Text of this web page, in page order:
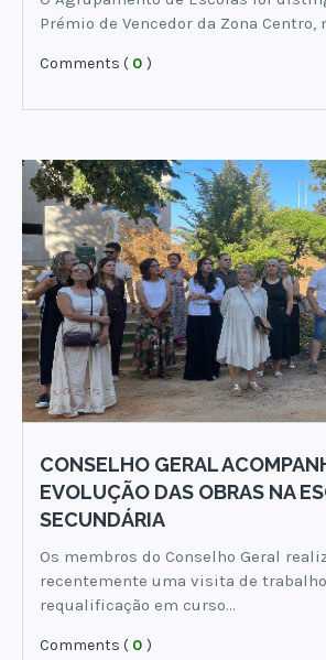
Prémio de Vencedor da Zona Centro,
Comments ( 0 )
CONSELHO GERAL
EVOLUÇÃO DAS OBRAS NA
SECUNDÁRIA
Os membros do Conselho Geral
recentemente uma visita de
requalificação em curso…
Comments ( 0 )